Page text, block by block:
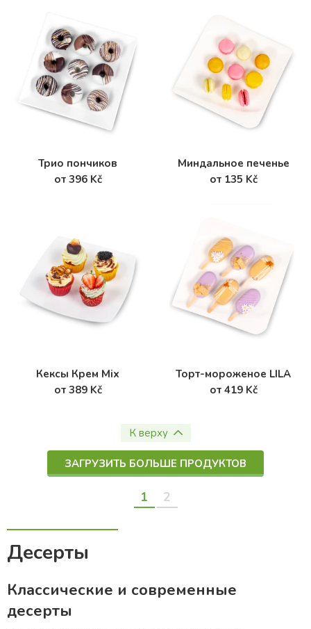
Трио пончиков
от 396 Kč
Mиндальное печенье
от 135 Kč
Кексы Крем Mix
от 389 Kč
Торт-мороженое LILA
от 419 Kč
К верху
ЗАГРУЗИТЬ БОЛЬШЕ ПРОДУКТОВ
1 2
Десерты
Классические и современные
десерты